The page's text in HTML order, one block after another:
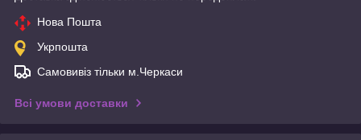
Нова Пошта
Укрпошта
Самовивіз тільки м.Черкаси
Всі умови доставки